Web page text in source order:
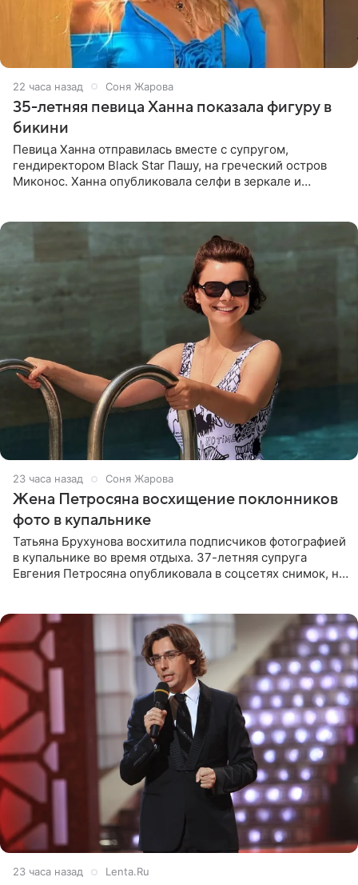
22 часа назад Соня Жарова
35-летняя певица Ханна показала фигуру в
бикини
Певица Ханна отправилась вместе с супругом,
гендиректором Black Star Пашу, на греческий остров
Миконос. Ханна опубликовала селфи в зеркале и
23 часа назад Соня Жарова
Жена Петросяна восхищение поклонников
фото в купальнике
Татьяна Брухунова восхитила подписчиков фотографией
в купальнике во время отдыха. 37-летняя супруга
Евгения Петросяна опубликовала в соцсетях снимок, на
23 часа назад Lenta.Ru